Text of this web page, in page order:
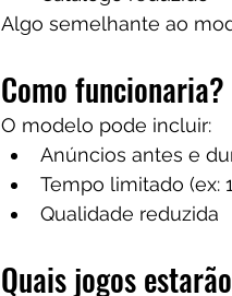
Algo semelhante ao
Como funcionaria?
O modelo pode incluir:
Anúncios antes e
Tempo limitado (ex:
Qualidade reduzida
Quais jogos